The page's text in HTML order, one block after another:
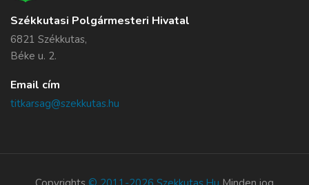
Székkutasi Polgármesteri Hivatal
6821 Székkutas,
Béke u. 2.
Email cím
titkarsag@szekkutas.hu